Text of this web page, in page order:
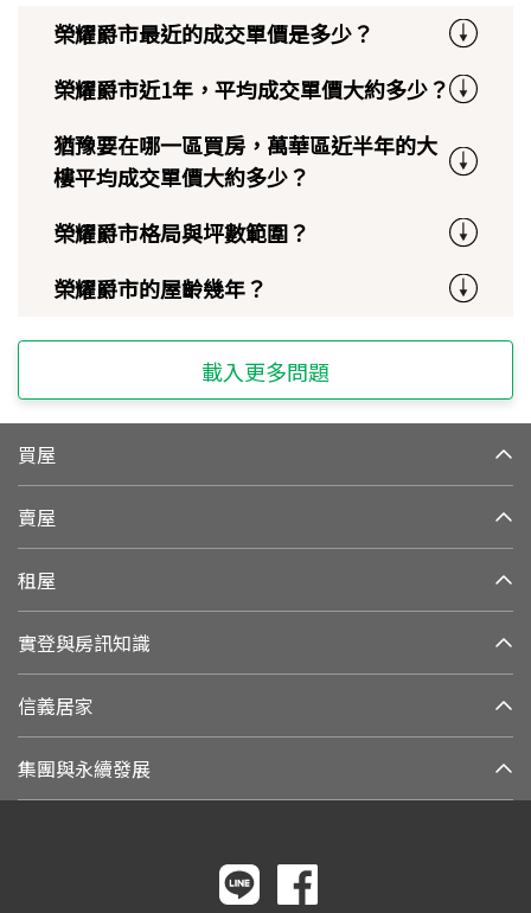
榮耀爵市最近的成交單價是多少？
榮耀爵市近1年，平均成交單價大約多少？
猶豫要在哪一區買房，萬華區近半年的大
樓平均成交單價大約多少？
榮耀爵市格局與坪數範圍？
榮耀爵市的屋齡幾年？
載入更多問題
買屋
賣屋
租屋
實登與房訊知識
信義居家
集團與永續發展